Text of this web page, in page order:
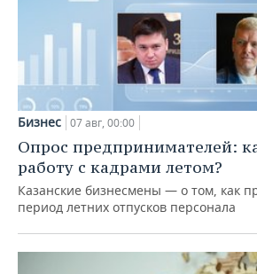
Бизнес 07 авг, 00:00
Опрос предпринимателей:
работу с кадрами летом?
Казанские бизнесмены — о том, как
период летних отпусков персонала